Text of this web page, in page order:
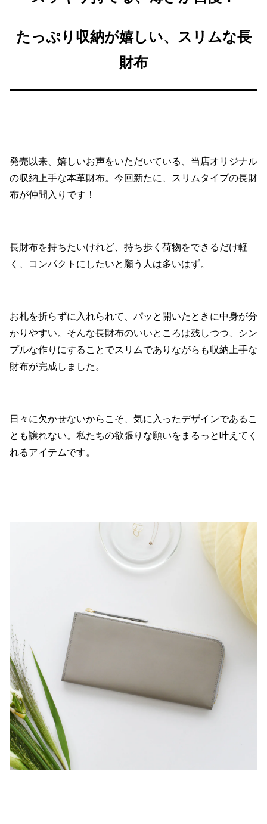
たっぷり収納が嬉しい、スリムな長
財布
発売以来、嬉しいお声をいただいている、当店オリジナル
の収納上手な本革財布。今回新たに、スリムタイプの長財
布が仲間入りです！
長財布を持ちたいけれど、持ち歩く荷物をできるだけ軽
く、コンパクトにしたいと願う人は多いはず。
お札を折らずに入れられて、パッと開いたときに中身が分
かりやすい。そんな長財布のいいところは残しつつ、シン
プルな作りにすることでスリムでありながらも収納上手な
財布が完成しました。
日々に欠かせないからこそ、気に入ったデザインであるこ
とも譲れない。私たちの欲張りな願いをまるっと叶えてく
れるアイテムです。